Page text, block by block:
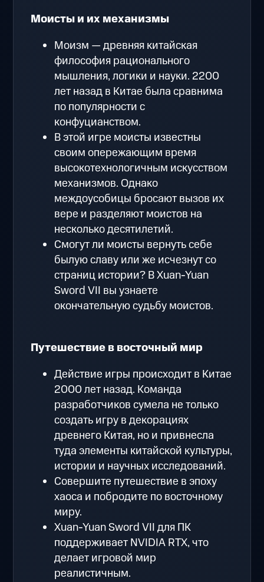
Моисты и их механизмы
Моизм — древняя китайская
философия рационального
мышления, логики и науки. 2200
лет назад в Китае была сравнима
по популярности с
конфуцианством.
В этой игре моисты известны
своим опережающим время
высокотехнологичным искусством
механизмов. Однако
междоусобицы бросают вызов их
вере и разделяют моистов на
несколько десятилетий.
Смогут ли моисты вернуть себе
былую славу или же исчезнут со
страниц истории? В Xuan-Yuan
Sword VII вы узнаете
окончательную судьбу моистов.
Путешествие в восточный мир
Действие игры происходит в Китае
2000 лет назад. Команда
разработчиков сумела не только
создать игру в декорациях
древнего Китая, но и привнесла
туда элементы китайской культуры,
истории и научных исследований.
Совершите путешествие в эпоху
хаоса и побродите по восточному
миру.
Xuan-Yuan Sword VII для ПК
поддерживает NVIDIA RTX, что
делает игровой мир
реалистичным.